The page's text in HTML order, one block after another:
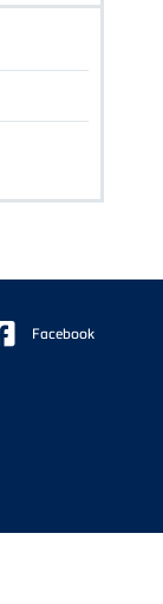
Facebook